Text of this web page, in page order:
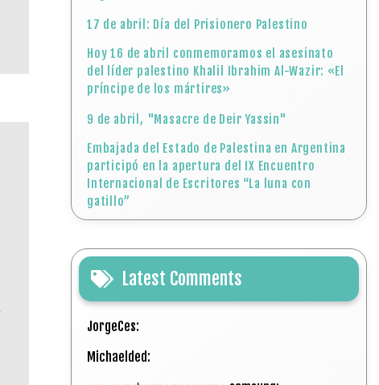
17 de abril: Día del Prisionero Palestino
Hoy 16 de abril conmemoramos el asesinato
del líder palestino Khalil Ibrahim Al-Wazir: «El
príncipe de los mártires»
9 de abril, "Masacre de Deir Yassin"
Embajada del Estado de Palestina en Argentina
participó en la apertura del IX Encuentro
Internacional de Escritores “La luna con
gatillo”
Latest Comments
JorgeCes:
Michaelded: